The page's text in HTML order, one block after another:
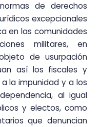
de derechos
excepcionales
en las comunidades
militares, en
de usurpación
así los fiscales y
la impunidad y a los
al igual
y electos, como
que denuncian